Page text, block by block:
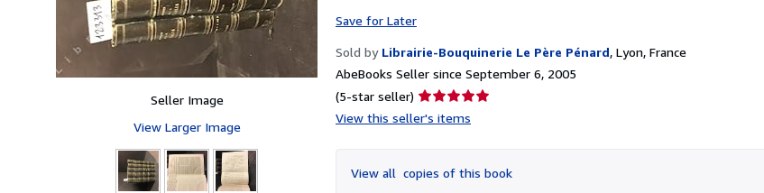
Seller Image
View Larger Image
Save for Later
Sold by Librairie-Bouquinerie Le Père Pénard, Lyon, France
AbeBooks Seller since September 6, 2005
(5-star seller) Seller
rating
of
5
View this seller's items
View all copies of this book